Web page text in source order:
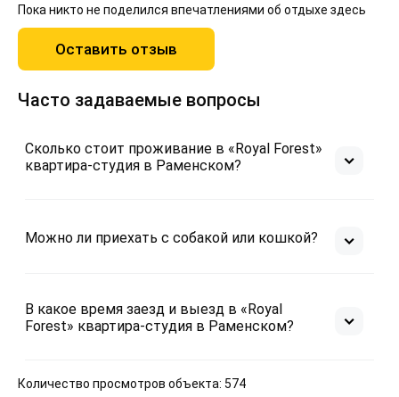
Пока никто не поделился впечатлениями об отдыхе здесь
Оставить отзыв
Часто задаваемые вопросы
Сколько стоит проживание в «Royal Forest»
квартира-студия в Раменском?
Можно ли приехать с собакой или кошкой?
В какое время заезд и выезд в «Royal
Forest» квартира-студия в Раменском?
Количество просмотров объекта: 574